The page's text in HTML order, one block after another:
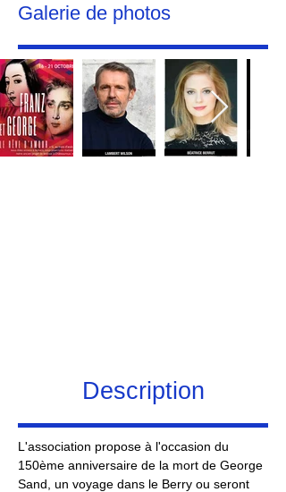
Galerie de photos
Description
L'association propose à l'occasion du
150ème anniversaire de la mort de George
Sand, un voyage dans le Berry ou seront